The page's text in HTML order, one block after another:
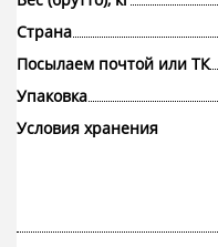
Страна
Посылаем почтой или ТК
Упаковка
Условия хранения